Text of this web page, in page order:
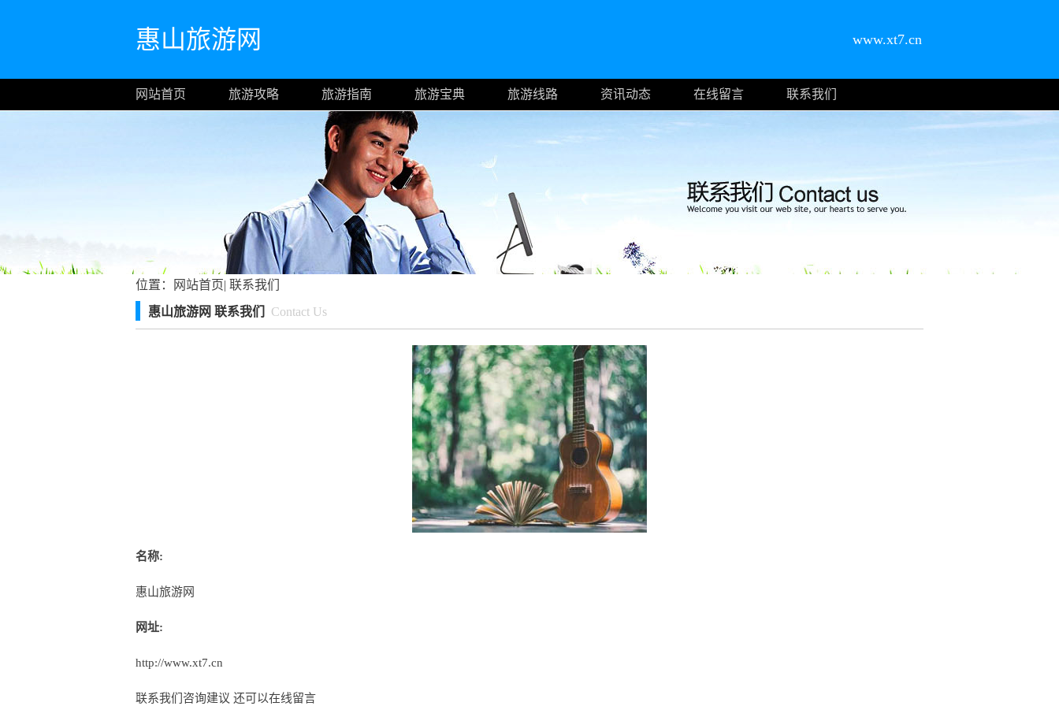
惠山旅游网 www.xt7.cn
网站首页 旅游攻略 旅游指南 旅游宝典 旅游线路 资讯动态 在线留言 联系我们
位置： 网站首页| 联系我们
惠山旅游网 联系我们
Contact Us
名称:
惠山旅游网
网址:
http://www.xt7.cn
联系我们咨询建议 还可以在线留言